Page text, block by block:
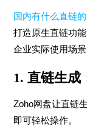
国内有什么直链
打造原生直链功
企业实际使用场景
1. 直链生成
Zoho网盘让直链
即可轻松操作。